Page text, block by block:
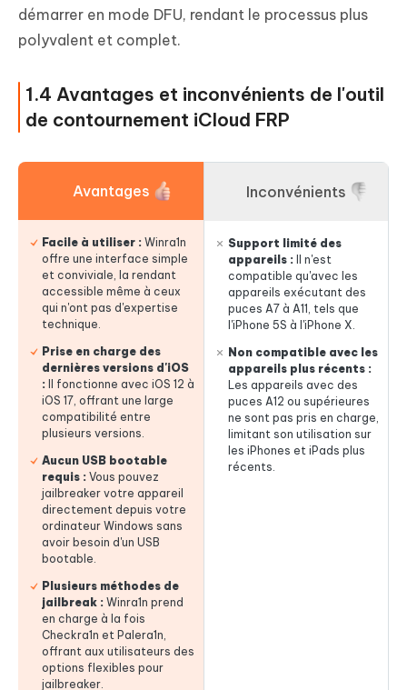
démarrer en mode DFU, rendant le processus plus
polyvalent et complet.
1.4 Avantages et inconvénients de l'outil
de contournement iCloud FRP
Avantages
Facile à utiliser : Winra1n
offre une interface simple
et conviviale, la rendant
accessible même à ceux
qui n'ont pas d'expertise
technique.
Prise en charge des
dernières versions d'iOS
: Il fonctionne avec iOS 12 à
iOS 17, offrant une large
compatibilité entre
plusieurs versions.
Aucun USB bootable
requis : Vous pouvez
jailbreaker votre appareil
directement depuis votre
ordinateur Windows sans
avoir besoin d'un USB
bootable.
Plusieurs méthodes de
jailbreak : Winra1n prend
en charge à la fois
Checkra1n et Palera1n,
offrant aux utilisateurs des
options flexibles pour
jailbreaker.
Inconvénients
Support limité des
appareils : Il n'est
compatible qu'avec les
appareils exécutant des
puces A7 à A11, tels que
l'iPhone 5S à l'iPhone X.
Non compatible avec les
appareils plus récents :
Les appareils avec des
puces A12 ou supérieures
ne sont pas pris en charge,
limitant son utilisation sur
les iPhones et iPads plus
récents.